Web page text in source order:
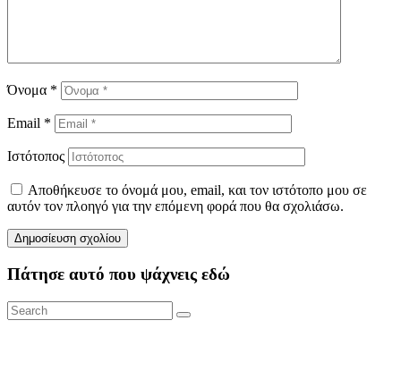
Όνομα *
Email *
Ιστότοπος
Αποθήκευσε το όνομά μου, email, και τον ιστότοπο μου σε
αυτόν τον πλοηγό για την επόμενη φορά που θα σχολιάσω.
Πάτησε αυτό που ψάχνεις εδώ
Search
for:
Search